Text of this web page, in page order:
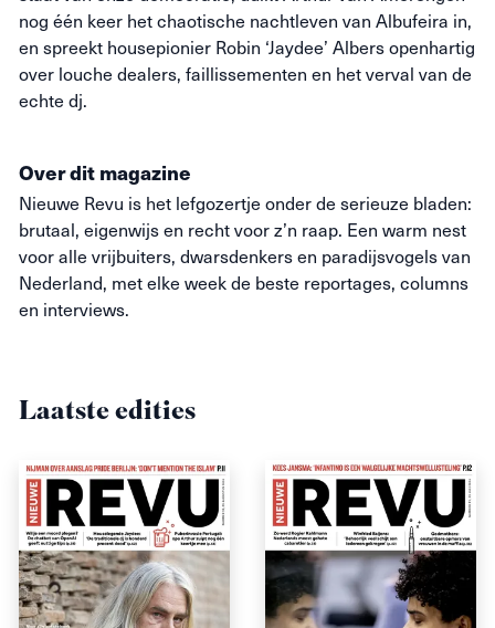
nog één keer het chaotische nachtleven van Albufeira in,
en spreekt housepionier Robin ‘Jaydee’ Albers openhartig
over louche dealers, faillissementen en het verval van de
echte dj.
Over dit magazine
Nieuwe Revu is het lefgozertje onder de serieuze bladen:
brutaal, eigenwijs en recht voor z’n raap. Een warm nest
voor alle vrijbuiters, dwarsdenkers en paradijsvogels van
Nederland, met elke week de beste reportages, columns
en interviews.
Laatste edities